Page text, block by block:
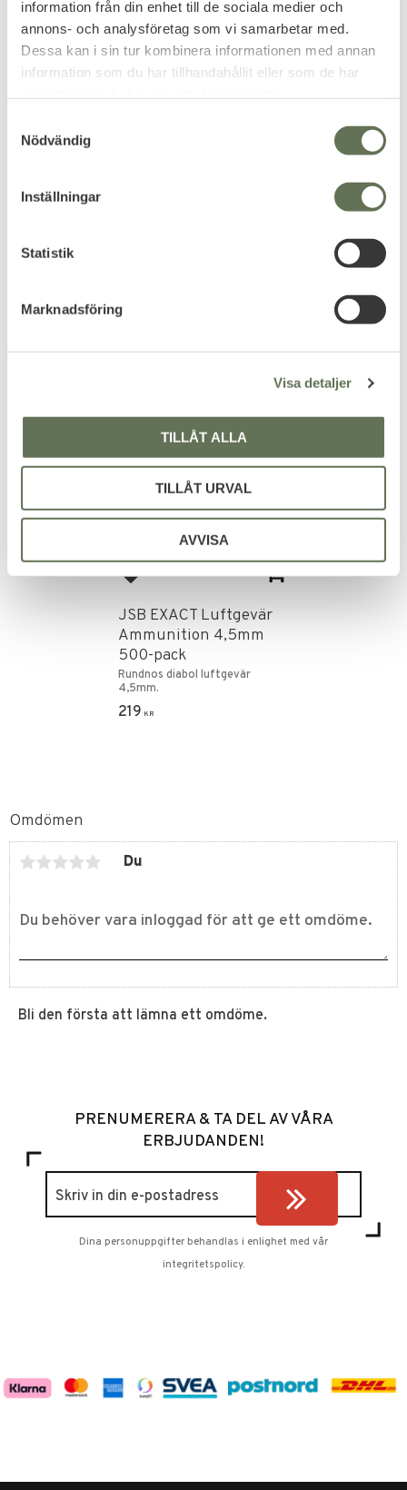
information från din enhet till de sociala medier och
annons- och analysföretag som vi samarbetar med.
Dessa kan i sin tur kombinera informationen med annan
information som du har tillhandahållit eller som de har
Nödvändig
Inställningar
Statistik
Marknadsföring
Visa detaljer
TILLÅT ALLA
TILLÅT URVAL
AVVISA
Omdömen
Du
Bli den första att lämna ett omdöme.
Lägg till i favoriter
Luftgevär Ammo
6,35mm.
Lägg till i favoriter
Rundnos diabol luftgevär
Lägg till i favoriter
JSB EXACT Luftgevär
Ammunition 4,5mm
500-pack
Rundnos diabol luftgevär
4,5mm.
219 KR
FAVORIT
PRENUMERERA & TA DEL AV VÅRA
ERBJUDANDEN!
Dina personuppgifter behandlas i enlighet med vår
integritetspolicy.